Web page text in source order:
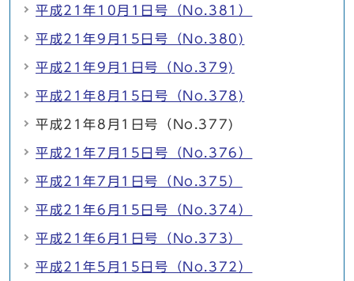
平成21年10月1日号（No.381）
平成21年9月15日号（No.380)
平成21年9月1日号（No.379)
平成21年8月15日号（No.378)
平成21年8月1日号（No.377)
平成21年7月15日号（No.376）
平成21年7月1日号（No.375）
平成21年6月15日号（No.374）
平成21年6月1日号（No.373）
平成21年5月15日号（No.372）